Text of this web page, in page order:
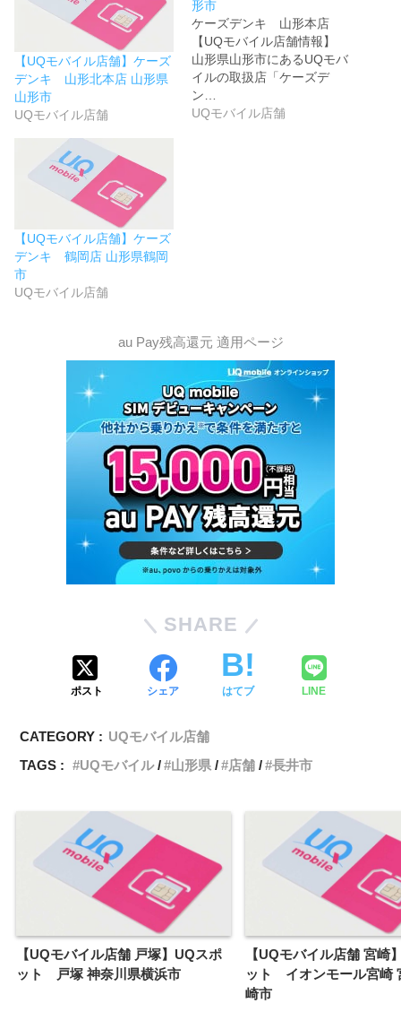
【UQモバイル店舗】ケーズ
デンキ 山形北本店 山形県
山形市
UQモバイル店舗
形市
ケーズデンキ 山形本店
【UQモバイル店舗情報】
山形県山形市にあるUQモバ
イルの取扱店「ケーズデ
ン…
UQモバイル店舗
【UQモバイル店舗】ケーズ
デンキ 鶴岡店 山形県鶴岡
市
UQモバイル店舗
au Pay残高還元 適用ページ
SHARE
ポスト シェア はてブ LINE
CATEGORY : UQモバイル店舗
TAGS :
UQモバイル 山形県 店舗 長井市
【UQモバイル店舗 戸塚】UQスポ
ット 戸塚 神奈川県横浜市
【UQモバイル店舗 宮崎
ット イオンモール宮崎
崎市